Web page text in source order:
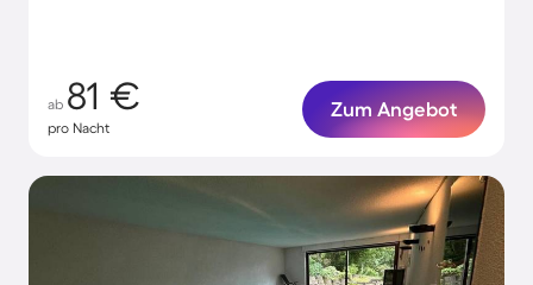
ab 81 €
pro Nacht
Zum Angebot